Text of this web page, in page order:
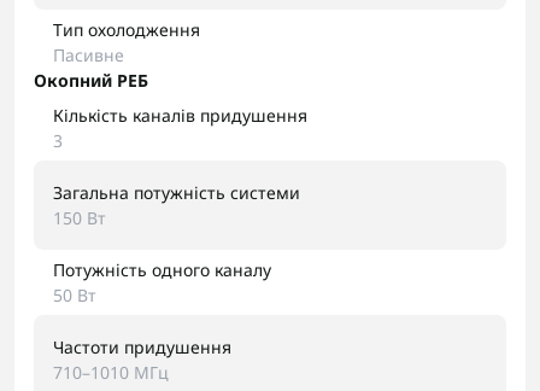
Тип охолодження
Пасивне
Окопний РЕБ
Кількість каналів придушення
3
Загальна потужність системи
150 Вт
Потужність одного каналу
50 Вт
Частоти придушення
710–1010 МГц